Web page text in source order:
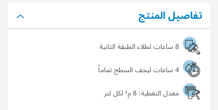
تفاصيل المنتج
8 ساعات لطلاء الطبقة الثانية
4 ساعات ليجف السطح تماماً
معدل التغطية: